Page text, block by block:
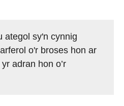
ategol sy'n cynnig
o'r broses hon ar
adran hon o’r